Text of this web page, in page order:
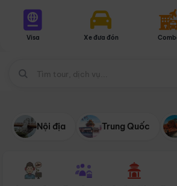
Visa Xe đưa đón
Nội địa Trung Quốc